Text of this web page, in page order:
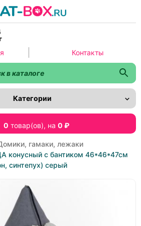
0 товар(ов), на 0 ₽
Категории
Контакты
гамаки, лежаки
конусный с бантиком 46*46*47см
синтепух) серый